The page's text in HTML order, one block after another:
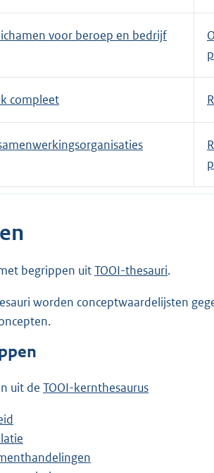
voor beroep en bedrijf
compleet
begrippen uitTOOI-thesauri.
worden conceptwaardelijsten
uit de TOOI-kernthesaurus